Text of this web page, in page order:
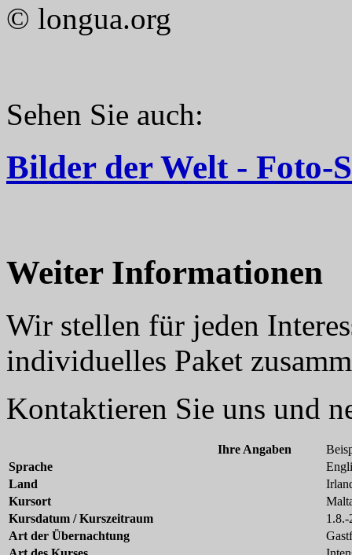
© longua.org
Sehen Sie auch:
Bilder der Welt - Foto-
Weiter Informationen
Wir stellen für jeden
individuelles Paket
Kontaktieren Sie uns und
Ihre Angaben
Sprache
Land
Kursort
Kursdatum / Kurszeitraum
1.8.-
Art der Übernachtung